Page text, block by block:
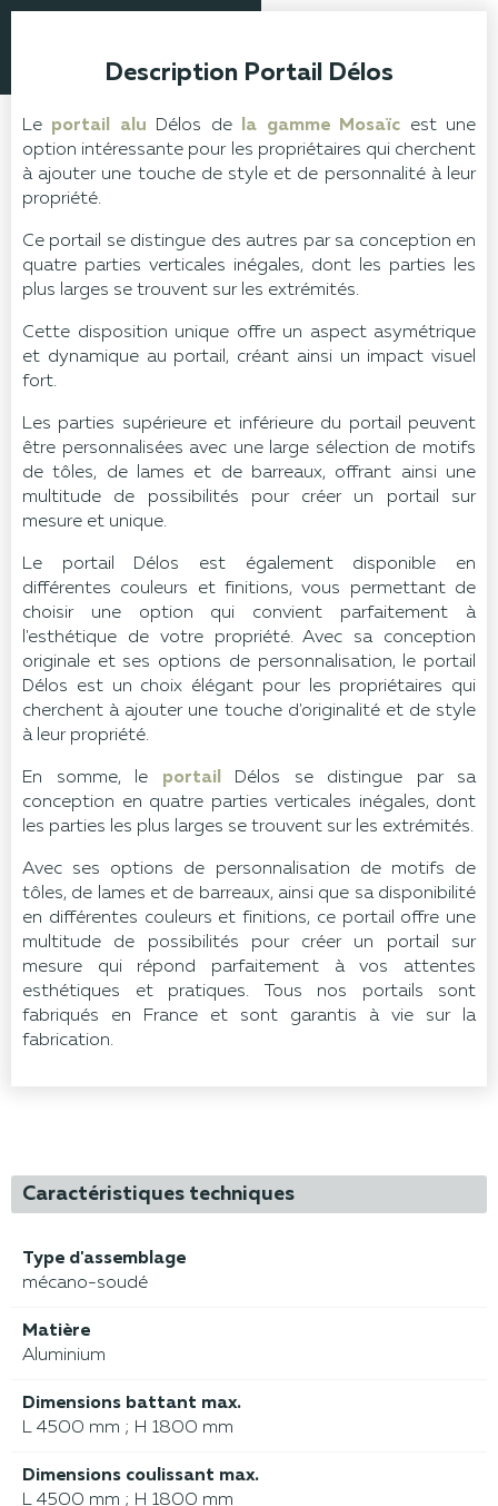
Description Portail Délos
Le portail alu Délos de la gamme Mosaïc est une
option intéressante pour les propriétaires qui cherchent
à ajouter une touche de style et de personnalité à leur
propriété.
Ce portail se distingue des autres par sa conception en
quatre parties verticales inégales, dont les parties les
plus larges se trouvent sur les extrémités.
Cette disposition unique offre un aspect asymétrique
et dynamique au portail, créant ainsi un impact visuel
fort.
Les parties supérieure et inférieure du portail peuvent
être personnalisées avec une large sélection de motifs
de tôles, de lames et de barreaux, offrant ainsi une
multitude de possibilités pour créer un portail sur
mesure et unique.
Le portail Délos est également disponible en
différentes couleurs et finitions, vous permettant de
choisir une option qui convient parfaitement à
l'esthétique de votre propriété. Avec sa conception
originale et ses options de personnalisation, le portail
Délos est un choix élégant pour les propriétaires qui
cherchent à ajouter une touche d'originalité et de style
à leur propriété.
En somme, le portail
Délos se distingue par sa
conception en quatre parties verticales inégales, dont
les parties les plus larges se trouvent sur les extrémités.
Avec ses options de personnalisation de motifs de
tôles, de lames et de barreaux, ainsi que sa disponibilité
en différentes couleurs et finitions, ce portail offre une
multitude de possibilités pour créer un portail sur
mesure qui répond parfaitement à vos attentes
esthétiques et pratiques. Tous nos portails sont
fabriqués en France et sont garantis à vie sur la
fabrication.
Caractéristiques techniques
Type d'assemblage
mécano-soudé
Matière
Aluminium
Dimensions battant max.
L 4500 mm ; H 1800 mm
Dimensions coulissant max.
L 4500 mm ; H 1800 mm